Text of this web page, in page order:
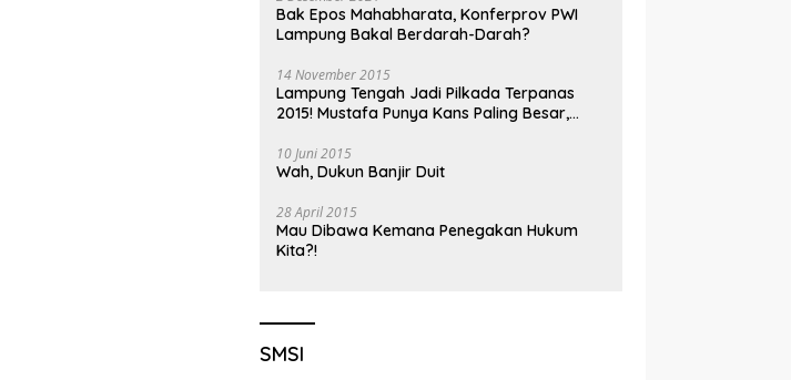
Bak Epos Mahabharata, Konferprov PWI
Lampung Bakal Berdarah-Darah?
14 November 2015
Lampung Tengah Jadi Pilkada Terpanas
2015! Mustafa Punya Kans Paling Besar,
10 Juni 2015
Wah, Dukun Banjir Duit
28 April 2015
Mau Dibawa Kemana Penegakan Hukum
Kita?!
SMSI